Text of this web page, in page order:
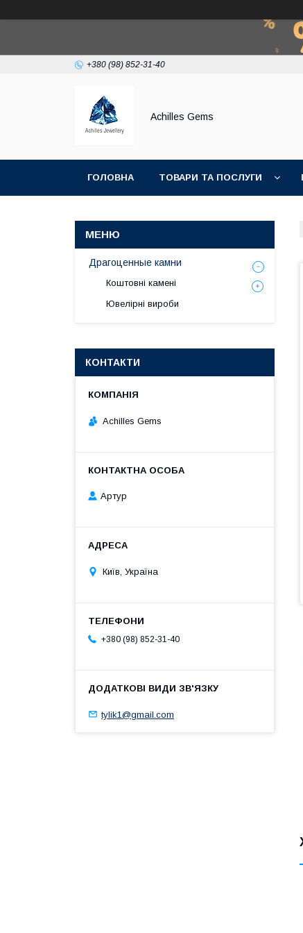
+380 (98) 852-31-40
Achilles Gems
ГОЛОВНА ТОВАРИ ТА ПОСЛУГИ
Драгоценные камни
Коштовні камені
Ювелірні вироби
КОНТАКТИ
Achilles Gems
Артур
Київ, Україна
+380 (98) 852-31-40
tylik1@gmail.com